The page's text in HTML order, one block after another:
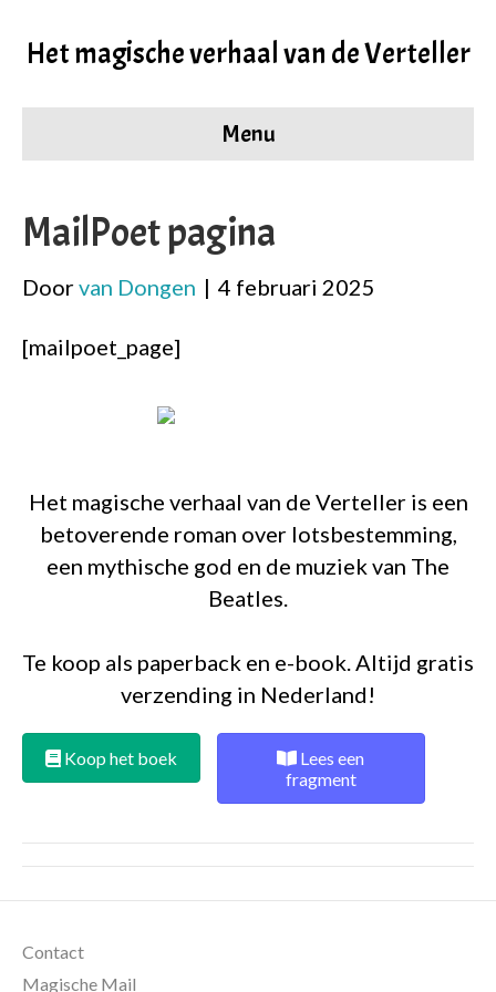
Het magische verhaal van de Verteller
Menu
MailPoet pagina
Doorvan Dongen | 4 februari 2025
[mailpoet_page]
Het magische verhaal van de Verteller is een
betoverende roman over lotsbestemming,
een mythische god en de muziek van The
Beatles.
Te koop als paperback en e-book. Altijd gratis
verzending in Nederland!
Koop het boek
Lees een
fragment
Contact
Magische Mail